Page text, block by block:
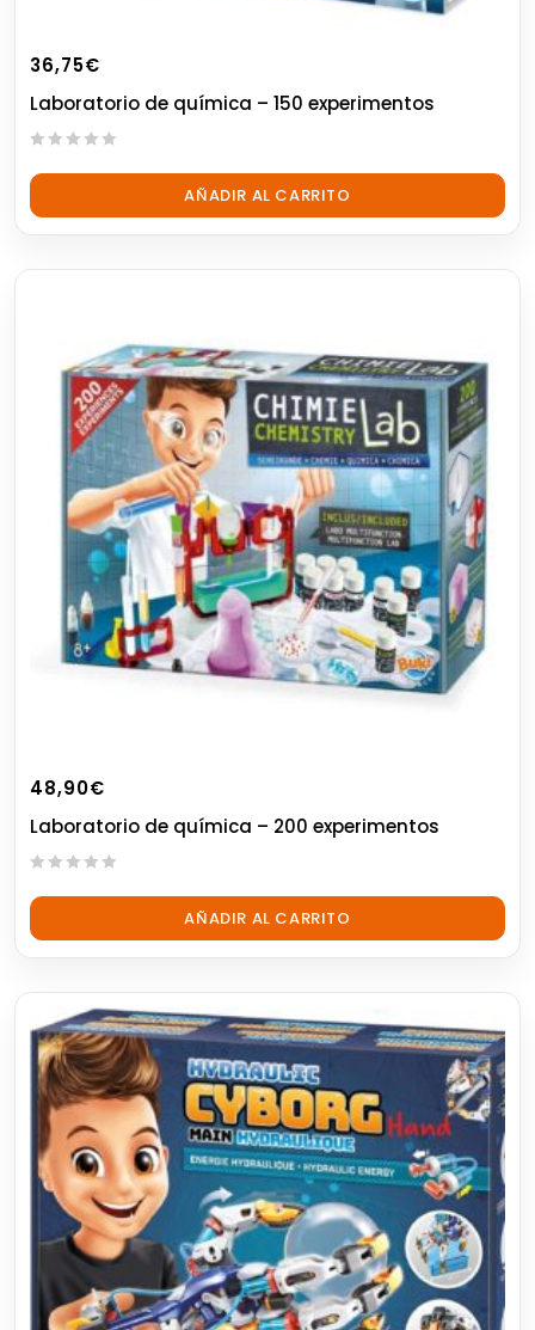
36,75€
Laboratorio de química – 150 experimentos
out
AÑADIR AL CARRITO
48,90€
Laboratorio de química – 200 experimentos
out
AÑADIR AL CARRITO